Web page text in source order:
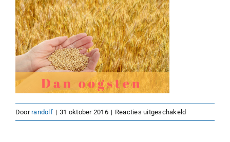
Doorrandolf | 31 oktober 2016 | Reacties uitgeschakeldvoor
oogsten-